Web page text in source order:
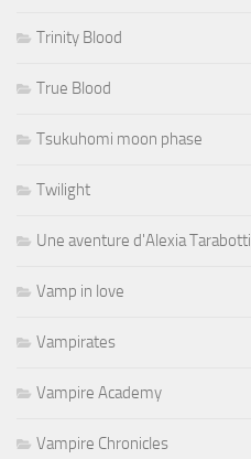
Trinity Blood
True Blood
Tsukuhomi moon phase
Twilight
Une aventure d'Alexia Tarabotti
Vamp in love
Vampirates
Vampire Academy
Vampire Chronicles